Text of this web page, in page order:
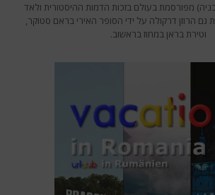
מפורסמת בעולם בזכות הדמות ההיסטורית ולאד
הרוזן דרקולה על ידי הסופר האירי בראם סטוקר,
וטירת בראן במחוז בראשוב.